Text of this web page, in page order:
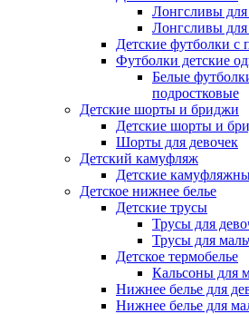
Лонгсливы для
Лонгсливы для
Детские футболки с
Футболки детские
Белые
подростковые
Детские шорты и бриджи
Детские шорты и
Шорты для девочек
Детский камуфляж
Детские
Детское нижнее белье
Детские трусы
Трусы для
Трусы для
Детское термобелье
Кальсоны для
Нижнее белье для
Нижнее белье для